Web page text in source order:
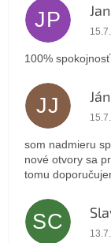
JP
100% spokojnosť
JJ
som nadmieru
nové otvory sa
tomu
SC